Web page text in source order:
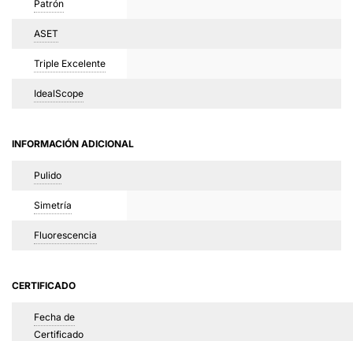
Patrón
ASET
Triple Excelente
IdealScope
INFORMACIÓN ADICIONAL
Pulido
Simetría
Fluorescencia
CERTIFICADO
Fecha de
Certificado